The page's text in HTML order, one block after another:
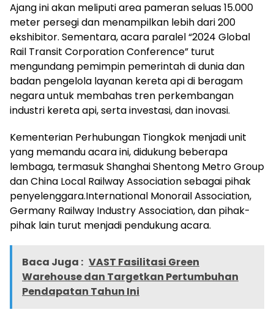
Ajang ini akan meliputi area pameran seluas 15.000
meter persegi dan menampilkan lebih dari 200
ekshibitor. Sementara, acara paralel “2024 Global
Rail Transit Corporation Conference” turut
mengundang pemimpin pemerintah di dunia dan
badan pengelola layanan kereta api di beragam
negara untuk membahas tren perkembangan
industri kereta api, serta investasi, dan inovasi.
Kementerian Perhubungan Tiongkok menjadi unit
yang memandu acara ini, didukung beberapa
lembaga, termasuk Shanghai Shentong Metro Group
dan China Local Railway Association sebagai pihak
penyelenggara.International Monorail Association,
Germany Railway Industry Association, dan pihak-
pihak lain turut menjadi pendukung acara.
Baca Juga : VAST Fasilitasi Green
Warehouse dan Targetkan Pertumbuhan
Pendapatan Tahun Ini